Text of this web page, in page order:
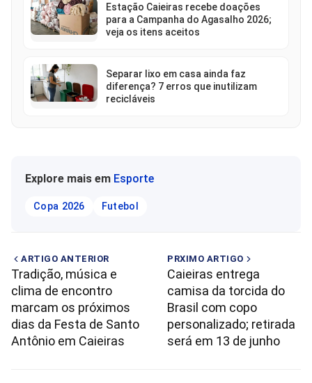
Estação Caieiras recebe doações
para a Campanha do Agasalho 2026;
veja os itens aceitos
Separar lixo em casa ainda faz
diferença? 7 erros que inutilizam
recicláveis
Explore mais em Esporte
Copa 2026 Futebol
ARTIGO ANTERIOR
Tradição, música e
clima de encontro
marcam os próximos
dias da Festa de Santo
Antônio em Caieiras
PRXIMO ARTIGO
Caieiras entrega
camisa da torcida do
Brasil com copo
personalizado; retirada
será em 13 de junho